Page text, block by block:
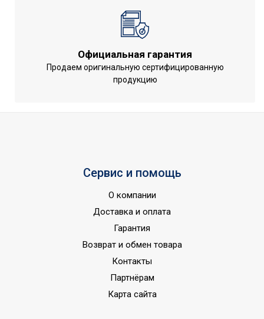
24
Хладагент
R32
10 лет
0,65
53
Мин. поддерживаемая
16
Официальная гарантия
Продаем оригинальную сертифицированную
продукцию
Сервис и помощь
О компании
Доставка и оплата
Гарантия
Возврат и обмен товара
Контакты
Партнёрам
Карта сайта